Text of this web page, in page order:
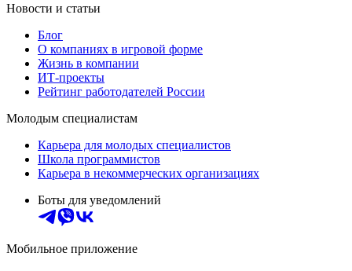
Новости и статьи
Блог
О компаниях в игровой форме
Жизнь в компании
ИТ-проекты
Рейтинг работодателей России
Молодым специалистам
Карьера для молодых специалистов
Школа программистов
Карьера в некоммерческих организациях
Боты для уведомлений
Мобильное приложение